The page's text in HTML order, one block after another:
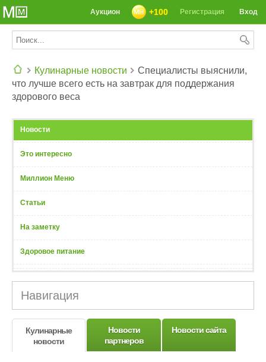
Вход
Регистрация
+100
Аукцион
Кулинарные новости
Специалисты выяснили,
что лучше всего есть на завтрак для поддержания
здорового веса
Новости
Это интересно
Миллион Меню
Статьи
На заметку
Здоровое питание
Навигация
Кулинарные
новости
Новости
партнеров
Новости сайта